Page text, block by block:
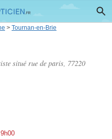
> Tournan-en-Brie
situé rue de paris, 77220